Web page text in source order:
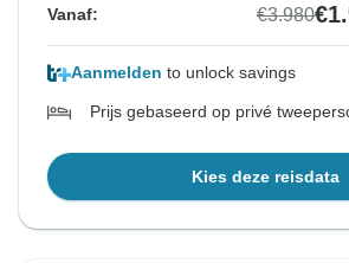
Vanaf: €3.980
Aanmelden to unlock savings
Prijs gebaseerd op privé
Kies deze reisdata